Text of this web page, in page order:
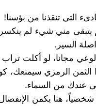
يتبقى مني شيء لم
السير.
الوعي مجانا، لو أكلت
الرمزي سيمنعك،
عندك من السماء.
شخصياً، هنا يكمن